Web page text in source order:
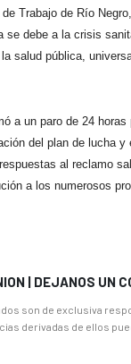
Trabajo de Río
se debe a la crisis
salud pública,
a un paro de 24 horas
del plan de lucha y
al reclamo
a los numerosos
| DEJANOS UN
son de exclusiva
derivadas de ellos